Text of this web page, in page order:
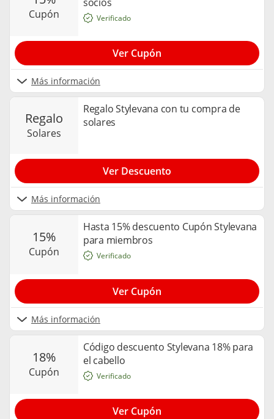
cupón
Más información
Verificado
Ver Cupón
regalo
solares
Regalo Stylevana con tu compra de
solares
Más información
Ver Descuento
15%
cupón
Hasta 15% descuento Cupón Stylevana
para miembros
Más información
Verificado
Ver Cupón
18%
cupón
Código descuento Stylevana 18% para
el cabello
Verificado
Ver Cupón